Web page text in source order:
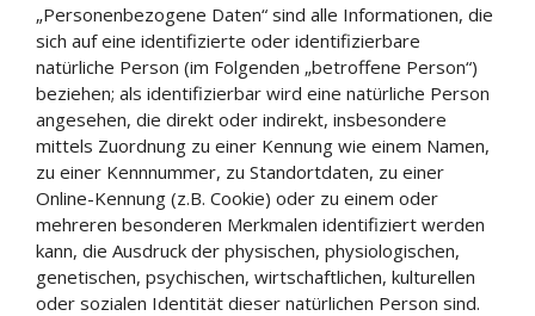
„Personenbezogene Daten“ sind alle Informationen, die
sich auf eine identifizierte oder identifizierbare
natürliche Person (im Folgenden „betroffene Person“)
beziehen; als identifizierbar wird eine natürliche Person
angesehen, die direkt oder indirekt, insbesondere
mittels Zuordnung zu einer Kennung wie einem Namen,
zu einer Kennnummer, zu Standortdaten, zu einer
Online-Kennung (z.B. Cookie) oder zu einem oder
mehreren besonderen Merkmalen identifiziert werden
kann, die Ausdruck der physischen, physiologischen,
genetischen, psychischen, wirtschaftlichen, kulturellen
oder sozialen Identität dieser natürlichen Person sind.